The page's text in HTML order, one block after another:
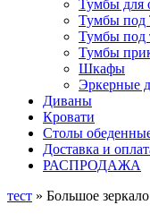
Тумбы для
Тумбы под
Тумбы под
Тумбы
Шкафы
Эркерные
Диваны
Кровати
Столы
Доставка и
РАСПРОДАЖА
тест » Большое